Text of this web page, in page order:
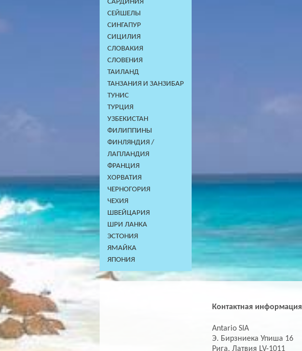
САРДИНИЯ
СЕЙШЕЛЫ
СИНГАПУР
СИЦИЛИЯ
СЛОВАКИЯ
СЛОВЕНИЯ
ТАИЛАНД
ТАНЗАНИЯ И ЗАНЗИБАР
ТУНИС
ТУРЦИЯ
УЗБЕКИСТАН
ФИЛИППИНЫ
ФИНЛЯНДИЯ /
ЛАПЛАНДИЯ
ФРАНЦИЯ
ХОРВАТИЯ
ЧЕРНОГОРИЯ
ЧЕХИЯ
ШВЕЙЦАРИЯ
ШРИ ЛАНКА
ЭСТОНИЯ
ЯМАЙКА
ЯПОНИЯ
Контактная информация
Antario SIA
Э. Бирзниека Упиша 16
Рига, Латвия LV-1011